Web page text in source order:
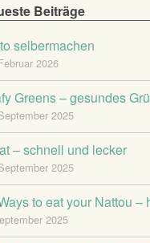
Beiträge
selbermachen
2026
Greens – gesundes
2025
– schnell und lecker
2025
to eat your Nattou
2025